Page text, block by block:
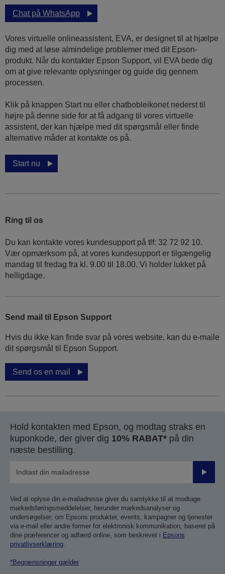
Chat på WhatsApp
Vores virtuelle onlineassistent, EVA, er designet til at hjælpe
dig med at løse almindelige problemer med dit Epson-
produkt. Når du kontakter Epson Support, vil EVA bede dig
om at give relevante oplysninger og guide dig gennem
processen.
Klik på knappen Start nu eller chatbobleikonet nederst til
højre på denne side for at få adgang til vores virtuelle
assistent, der kan hjælpe med dit spørgsmål eller finde
alternative måder at kontakte os på.
Start nu
Ring til os
Du kan kontakte vores kundesupport på tlf: 32 72 92 10.
Vær opmærksom på, at vores kundesupport er tilgængelig
mandag til fredag ​​fra kl. 9.00 til 18.00. Vi holder lukket på
helligdage.
Send mail til Epson Support
Hvis du ikke kan finde svar på vores website, kan du e-maile
dit spørgsmål til Epson Support.
Send os en mail
Hold kontakten med Epson, og modtag straks en
kuponkode, der giver dig 10% RABAT* på din
næste bestilling.
Send
Ved at oplyse din e-mailadresse giver du samtykke til at modtage
markedsføringsmeddelelser, herunder markedsanalyser og
undersøgelser, om Epsons produkter, events, kampagner og tjenester
via e-mail eller andre former for elektronisk kommunikation, baseret på
dine præferencer og adfærd online, som beskrevet i Epsons
privatlivserklæring.
*Begrænsninger gælder